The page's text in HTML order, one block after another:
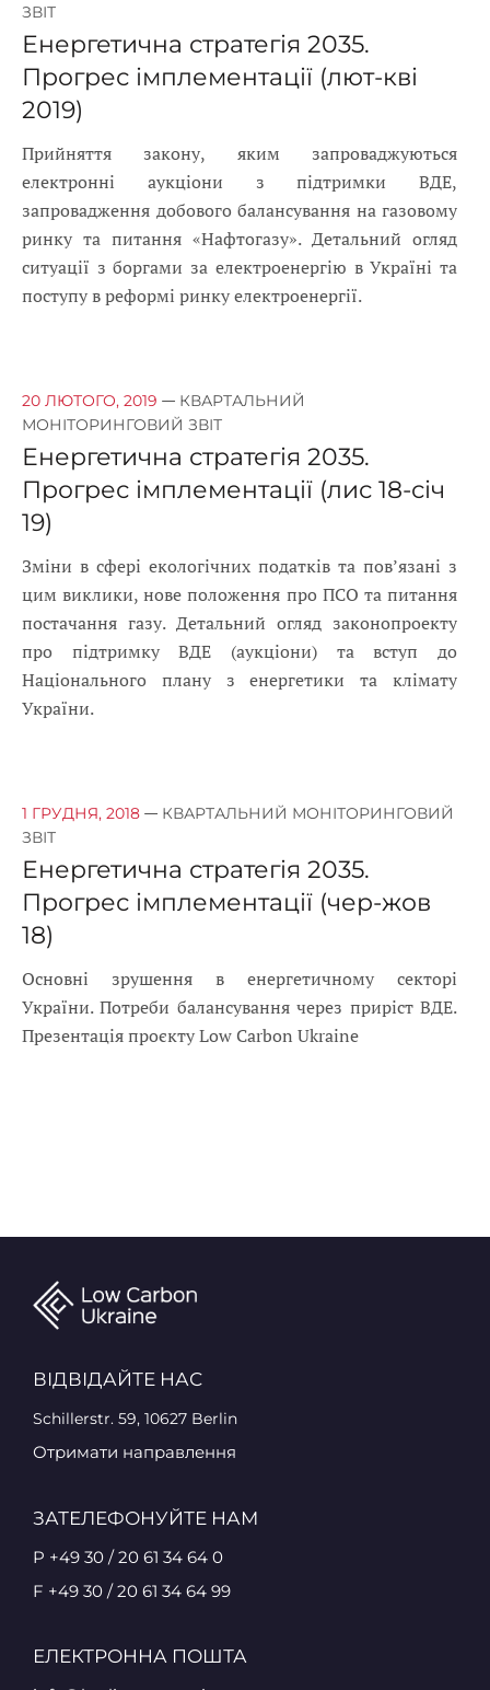
ЗВІТ
Енергетична стратегія 2035.
Прогрес імплементації (лют-кві
2019)
Прийняття закону, яким запроваджуються
електронні аукціони з підтримки ВДЕ,
запровадження добового балансування на газовому
ринку та питання «Нафтогазу». Детальний огляд
ситуації з боргами за електроенергію в Україні та
поступу в реформі ринку електроенергії.
20 ЛЮТОГО, 2019 — КВАРТАЛЬНИЙ
МОНІТОРИНГОВИЙ ЗВІТ
Енергетична стратегія 2035.
Прогрес імплементації (лис 18-січ
19)
Зміни в сфері екологічних податків та пов’язані з
цим виклики, нове положення про ПСО та питання
постачання газу. Детальний огляд законопроекту
про підтримку ВДЕ (аукціони) та вступ до
Національного плану з енергетики та клімату
України.
1 ГРУДНЯ, 2018 — КВАРТАЛЬНИЙ МОНІТОРИНГОВИЙ
ЗВІТ
Енергетична стратегія 2035.
Прогрес імплементації (чер-жов
18)
Основні зрушення в енергетичному секторі
України. Потреби балансування через приріст ВДЕ.
Презентація проєкту Low Carbon Ukraine
ВІДВІДАЙТЕ НАС
Schillerstr. 59, 10627 Berlin
Отримати направлення
ЗАТЕЛЕФОНУЙТЕ НАМ
P +49 30 / 20 61 34 64 0
F +49 30 / 20 61 34 64 99
ЕЛЕКТРОННА ПОШТА